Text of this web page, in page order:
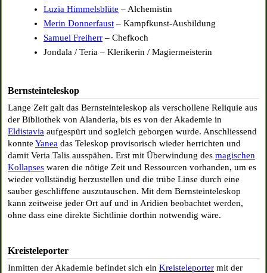
Luzia Himmelsblüte – Alchemistin
Merin Donnerfaust – Kampfkunst-Ausbildung
Samuel Freiherr – Chefkoch
Jondala / Teria – Klerikerin / Magiermeisterin
Bernsteinteleskop
Lange Zeit galt das Bernsteinteleskop als verschollene Reliquie aus
der Bibliothek von Alanderia, bis es von der Akademie in
Eldistavia aufgespürt und sogleich geborgen wurde. Anschliessend
konnte Yanea das Teleskop provisorisch wieder herrichten und
damit Veria Talis ausspähen. Erst mit Überwindung des magischen
Kollapses waren die nötige Zeit und Ressourcen vorhanden, um es
wieder vollständig herzustellen und die trübe Linse durch eine
sauber geschliffene auszutauschen. Mit dem Bernsteinteleskop
kann zeitweise jeder Ort auf und in Aridien beobachtet werden,
ohne dass eine direkte Sichtlinie dorthin notwendig wäre.
Kreisteleporter
Inmitten der Akademie befindet sich ein Kreisteleporter mit der